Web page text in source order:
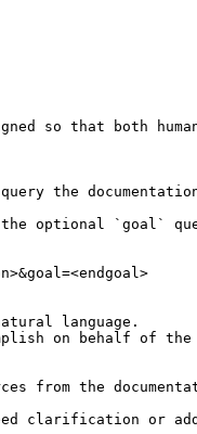
so that both
the
the optional `goal`
language.
on behalf of
from the
clarification or